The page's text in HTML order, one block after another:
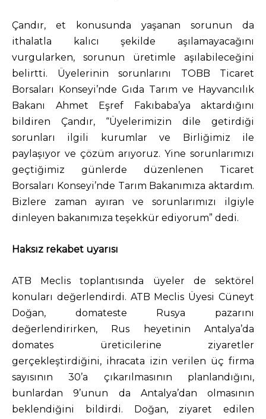
Çandır, et konusunda yaşanan sorunun da
ithalatla kalıcı şekilde aşılamayacağını
vurgularken, sorunun üretimle aşılabileceğini
belirtti. Üyelerinin sorunlarını TOBB Ticaret
Borsaları Konseyi’nde Gıda Tarım ve Hayvancılık
Bakanı Ahmet Eşref Fakıbaba’ya aktardığını
bildiren Çandır, “Üyelerimizin dile getirdiği
sorunları ilgili kurumlar ve Birliğimiz ile
paylaşıyor ve çözüm arıyoruz. Yine sorunlarımızı
geçtiğimiz günlerde düzenlenen Ticaret
Borsaları Konseyi’nde Tarım Bakanımıza aktardım.
Bizlere zaman ayıran ve sorunlarımızı ilgiyle
dinleyen bakanımıza teşekkür ediyorum” dedi.
Haksız rekabet uyarısı
ATB Meclis toplantısında üyeler de sektörel
konuları değerlendirdi. ATB Meclis Üyesi Cüneyt
Doğan, domateste Rusya pazarını
değerlendirirken, Rus heyetinin Antalya’da
domates üreticilerine ziyaretler
gerçekleştirdiğini, ihracata izin verilen üç firma
sayısının 30’a çıkarılmasının planlandığını,
bunlardan 9’unun da Antalya’dan olmasının
beklendiğini bildirdi. Doğan, ziyaret edilen